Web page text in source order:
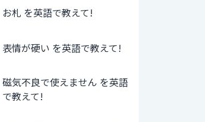
お札 を英語で教えて!
表情が硬い を英語で教えて!
磁気不良で使えません を英語
で教えて!